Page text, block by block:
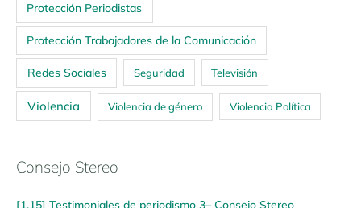
Protección Periodistas
Protección Trabajadores de la Comunicación
Redes Sociales Seguridad Televisión
Violencia Violencia de género Violencia Política
Consejo Stereo
[1.15] Testimoniales de periodismo 3– Consejo Stereo